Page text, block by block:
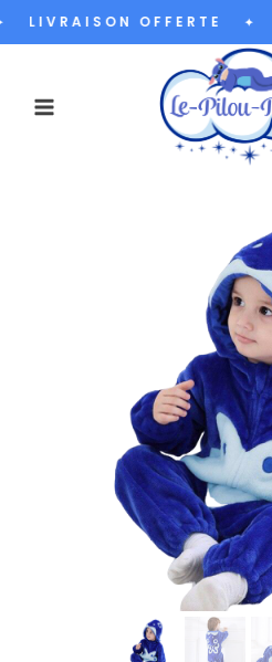
Aller
au
LIVRAISON OFFERTE